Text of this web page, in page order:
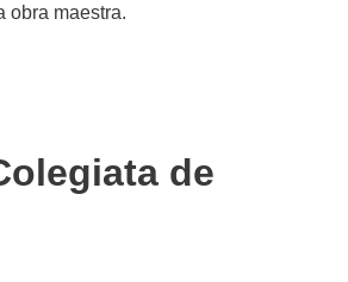
obra maestra.
de